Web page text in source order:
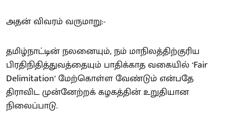
அதன் விவரம் வருமாறு:-
தமிழ்நாட்டின் நலனையும், நம் மாநிலத்திற்குரிய
பிரதிநிதித்துவத்தையும் பாதிக்காத வகையில் ‘Fair
Delimitation’ மேற்கொள்ள வேண்டும் என்பதே
திராவிட முன்னேற்றக் கழகத்தின் உறுதியான
நிலைப்பாடு.